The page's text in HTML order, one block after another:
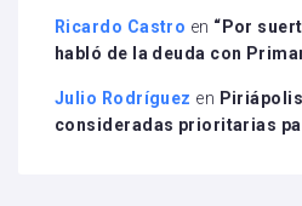
Ricardo Castro en “Por
habló de la deuda con
Julio Rodríguez en
consideradas prioritarias